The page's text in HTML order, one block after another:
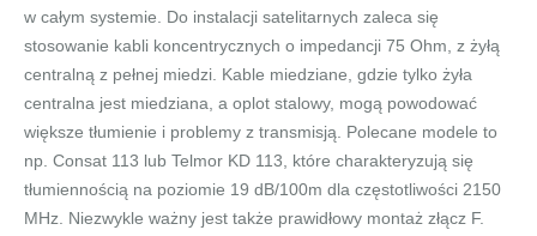
w całym systemie. Do instalacji satelitarnych zaleca się
stosowanie kabli koncentrycznych o impedancji 75 Ohm, z żyłą
centralną z pełnej miedzi. Kable miedziane, gdzie tylko żyła
centralna jest miedziana, a oplot stalowy, mogą powodować
większe tłumienie i problemy z transmisją. Polecane modele to
np. Consat 113 lub Telmor KD 113, które charakteryzują się
tłumiennością na poziomie 19 dB/100m dla częstotliwości 2150
MHz. Niezwykle ważny jest także prawidłowy montaż złącz F.